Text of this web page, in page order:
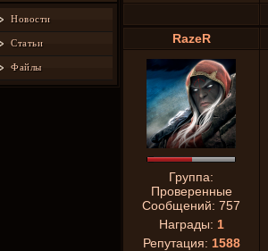
Новости
Статьи
Файлы
RazeR
Группа:
Проверенные
Сообщений: 757
Награды: 1
Репутация: 1588